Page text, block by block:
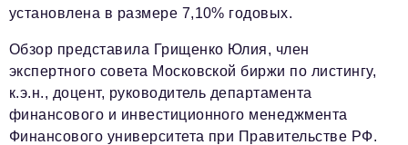
установлена в размере 7,10% годовых.
Обзор представила Грищенко Юлия, член
экспертного совета Московской биржи по листингу,
к.э.н., доцент, руководитель департамента
финансового и инвестиционного менеджмента
Финансового университета при Правительстве РФ.